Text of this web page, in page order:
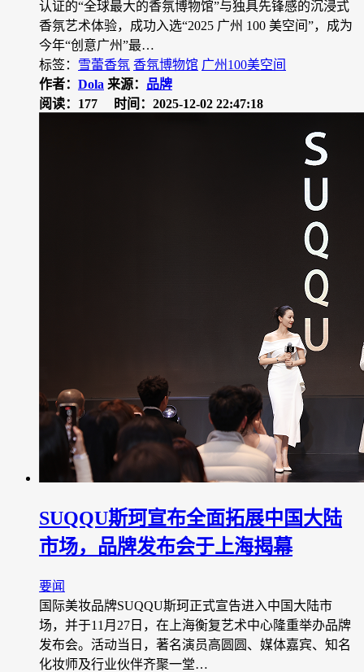
认证的“全球最大的香氛博物馆”与独具先锋感的沉浸式
香氛艺术体验，成功入选“2025 广州 100 美空间”，成为
今年“创意广州”最…
标签： 雪蕾香氛 香氛博物馆 广州100美空间
作者： Dola 来源： 品牌
阅读：177
时间：2025-12-02 22:47:18
SUQQU斯珂宣布全面拓展中国大陆
市场，品牌发布会于上海揭幕
要闻
国际美妆品牌SUQQU斯珂正式宣告进入中国大陆市
场，并于11月27日，在上海衡复艺术中心隆重举办品牌
发布会。活动当日，著名演员高圆圆、媒体嘉宾、知名
化妆师及行业伙伴齐聚一堂…